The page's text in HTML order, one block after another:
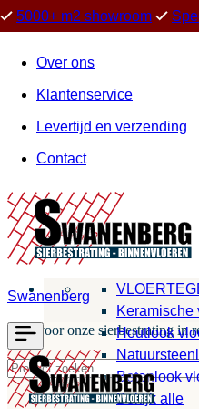
5000+ m2 showroom
Over ons
Klantenservice
Levertijd en verzending
Contact
Swanenberg
Kies voor onze sierbestrating in
Keramische
Houtlook
Betonlook
Bekijk alle